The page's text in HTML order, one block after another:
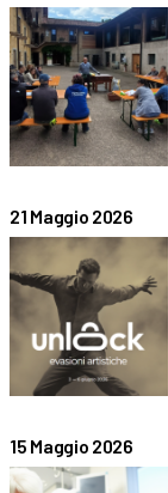
21 Maggio 2026
15 Maggio 2026